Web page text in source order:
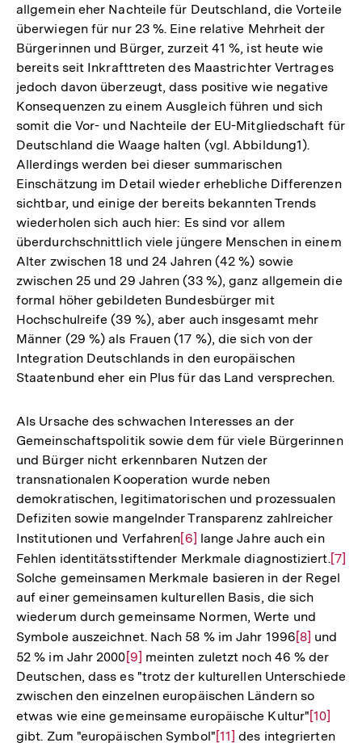
allgemein eher Nachteile für Deutschland, die Vorteile
überwiegen für nur 23 %. Eine relative Mehrheit der
Bürgerinnen und Bürger, zurzeit 41 %, ist heute wie
bereits seit Inkrafttreten des Maastrichter Vertrages
jedoch davon überzeugt, dass positive wie negative
Konsequenzen zu einem Ausgleich führen und sich
somit die Vor- und Nachteile der EU-Mitgliedschaft für
Deutschland die Waage halten (vgl. Abbildung1).
Allerdings werden bei dieser summarischen
Einschätzung im Detail wieder erhebliche Differenzen
sichtbar, und einige der bereits bekannten Trends
wiederholen sich auch hier: Es sind vor allem
überdurchschnittlich viele jüngere Menschen in einem
Alter zwischen 18 und 24 Jahren (42 %) sowie
zwischen 25 und 29 Jahren (33 %), ganz allgemein die
formal höher gebildeten Bundesbürger mit
Hochschulreife (39 %), aber auch insgesamt mehr
Männer (29 %) als Frauen (17 %), die sich von der
Integration Deutschlands in den europäischen
Staatenbund eher ein Plus für das Land versprechen.
Als Ursache des schwachen Interesses an der
Gemeinschaftspolitik sowie dem für viele Bürgerinnen
und Bürger nicht erkennbaren Nutzen der
transnationalen Kooperation wurde neben
demokratischen, legitimatorischen und prozessualen
Defiziten sowie mangelnder Transparenz zahlreicher
Institutionen und VerfahrenZur
Auflösung
der
Fußnote
[6] lange Jahre auch ein
Fehlen identitätsstiftender Merkmale diagnostiziert.Zur
[7]
Solche gemeinsamen Merkmale basieren in der Regel
auf einer gemeinsamen kulturellen Basis, die sich
wiederum durch gemeinsame Normen, Werte und
Symbole auszeichnet. Nach 58 % im Jahr 1996Zur
Auflösung
der
Fußnote
[8] und
52 % im Jahr 2000Zur
Auflösung
der
Fußnote
[9] meinten zuletzt noch 46 % der
Deutschen, dass es "trotz der kulturellen Unterschiede
zwischen den einzelnen europäischen Ländern so
etwas wie eine gemeinsame europäische Kultur"Zur
[10]
gibt. Zum "europäischen Symbol"Zur
[11] des integrierten